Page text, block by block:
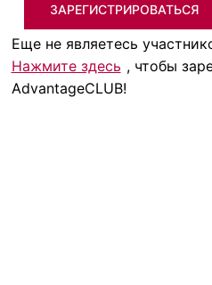
ЗАРЕГИСТРИРОВАТЬСЯ
Еще не являетесь
Нажмите здесь , чтобы
AdvantageCLUB!